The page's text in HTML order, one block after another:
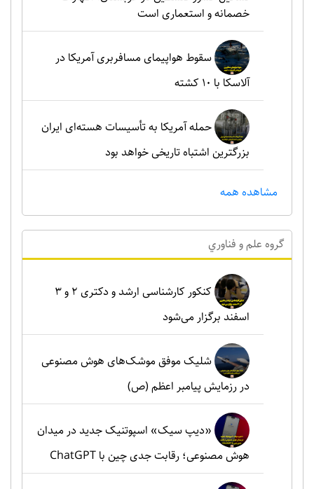
خصمانه و استعماری است
سقوط هواپیمای مسافربری آمریکا در
آلاسکا با ۱۰ کشته
حمله آمریکا به تأسیسات هسته‌ای ایران
بزرگترین اشتباه تاریخی خواهد بود
مشاهده همه
گروه علم و فناوري
کنکور کارشناسی ارشد و دکتری ۲ و ۳
اسفند برگزار می‌شود
شلیک موفق موشک‌های هوش مصنوعی
در رزمایش پیامبر اعظم (ص)
«دیپ سیک» اسپوتنیک جدید در میدان
هوش مصنوعی؛ رقابت جدی چین با ChatGPT